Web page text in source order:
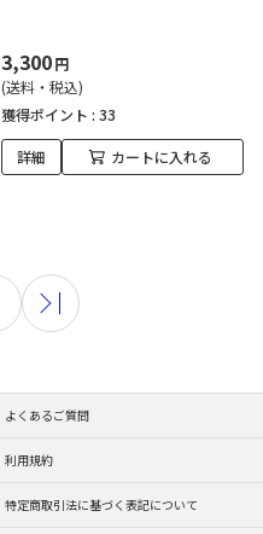
3,300円
(送料・税込)
獲得ポイント : 33
詳細 カートに入れる
よくあるご質問
利用規約
特定商取引法に基づく表記について